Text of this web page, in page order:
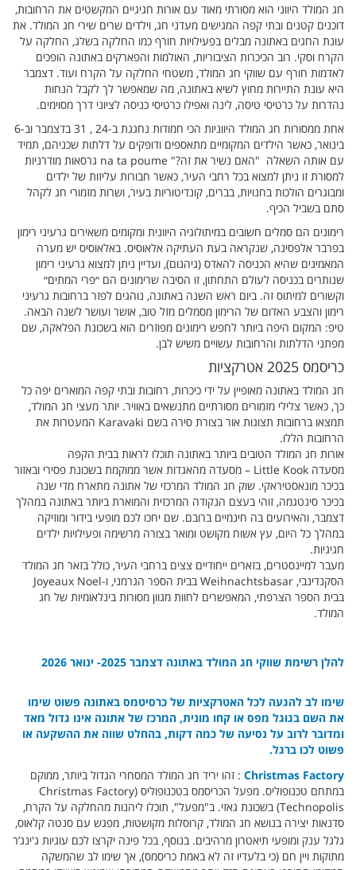
חג המולד היווני הוא מסורתי מאוד עם אורות חגיגיים המקשטים את הרחובות,
דוכנים קטנים ובתי קפה המגישים מעדני חג, וילדים שרים שירי חג המולד. את
עונת החגים באתונה מבלים בפעילויות חורף כמו החלקה בשלג, החלקה על
הקרח וסקי. רוב הכיכרות הציבוריות, האולמות והפארקים באתונה הופכים
לאדמות חורף עם שווקי חג המולד, משטחי החלקה על הקרח ועוד. דצמבר
היא עונת התיירות מחוץ לשיא באתונה, מה שמאפשר לך לקבל הנחות
נהדרות על כרטיסי טיסה, לינה ואפילו כרטיסי כניסה לציוני דרך מסוימים.
אחת ממסורות חג המולד היווניות הכי חמודות נחגגת ב-24 , 31 בדצמבר וב-6
בינואר, כאשר הילדים המקומיים מתאספים ודופקים על דלתות שכניהם, תמיד
עם אותה השאלה "האם נשיר את זה?" na ta poume גרסאות מודרניות
למסורת זו ניתן למצוא בכל רחבי העיר, כאשר חבורות עליזות של ילדים
ומבוגרים הולכות בחנויות, בברים, קונדיטוריות בעיר, ושרות מזמורי חג לקהל
סתם בשביל הכיף.
רימונים הם סמלים חשובים במיתולוגיה היוונית ומקומים משאירים גרעיני רימון
בפרבר אלפסינה, שנקראה בעת העתיקה אלאוסיס. באלאוסיס יש מערה
המאמינים שהיא הכניסה להאדס (גיהנום), ועדיין ניתן למצוא גרעיני רימון
שנותרים בכניסה לעולם התחתון, זו הסיבה שרימונים הם ״פרי המתים״
וקשורים למיתוס זה. ביום ראש השנה באתונה, נוהגים לפזר ברחובות גרעיני
רימון והצבע האדום של הרימון מסמלים מזל טוב, אושר ועושר לשנה הבאה.
טיפ: המקום היפה ביותר לחפש רימונים מפוזרים הוא בשכונת הפלאקה, שם
מפתני הדלתות והרחובות עשויים משיש לבן.
כריסמס 2025 אטרקציות
חג המולד באתונה מאופיין על ידי כיכרות, רחובות ובתי קפה המוארים יפה כל
כך, כאשר צלילי מזמורים מסורתיים מתנשאים באוויר. יותר מעצי חג המולד,
תמצאו ברחובות תצוגות אור בצורת סירה בשם Karavaki המעטרות את
הרחובות הללו.
אורות חג המולד הטובים ביותר באתונה תוכלו לראות בבית הקפה
מסעדה Little Kook – מסעדה מהאגדות אשר ממוקמת בשכונת פסירי ובאזור
בכיכר מונאסטיראקי. שוק חג המולד המרכזי של אתונה מתארח מדי שנה
בכיכר סינטגמה, זוהי בעצם הנקודה המרכזית והמוארת ביותר באתונה במהלך
דצמבר, והאירועים בה חינמיים ברובם. שם יחכו לכם מופעי בידור ומוזיקה
במהלך כל היום, עץ אשוח מקושט ומואר בצורה מרשימה ופעילויות ילדים
חגיגיות.
מעבר למיינסטרים, בזארים ייחודיים צצים ברחבי העיר, כולל בזאר חג המולד
הסקנדינבי, Weihnachtsbasar בבית הספר הגרמני, ו-Joyeaux Noel
בבית הספר הצרפתי, המאפשרים לחוות מגוון מסורות בינלאומיות של חג
המולד.
להלן רשימת שווקי חג המולד באתונה דצמבר 2025- ינואר 2026
שימו לב להגעה לכל האטרקציות של כרסיטמס באתונה פשוט שימו
את השם בגוגל מפס או קחו מונית, המרכז של אתונה אינו גדול מאד
ומדובר לרוב על נסיעה של כמה דקות, בהחלט שווה את ההשקעה או
פשוט לכו ברגל.
Christmas Factory : זהו יריד חג המולד המסחרי הגדול ביותר, ממוקם
במתחם טכנופוליס. מפעל הכריסמס בטכנופוליס (Christmas Factory
Technopolis) בשכונת גאזי. ב"מפעל", תוכלו ליהנות מהחלקה על הקרח,
סדנאות יצירה בנושא חג המולד, קרוסלות מקושטות, מפגש עם סנטה קלאוס,
גלגל ענק ומופעי תיאטרון מרהיבים. בנוסף, בכל פינה יקרצו לכם עוגיות ג'ינג’ר
מתוקות ויין חם (כי בלעדיו זה לא באמת כריסמס), אך שימו לב שהמשקה